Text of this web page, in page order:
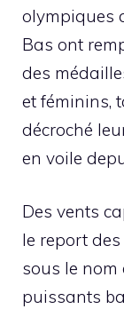
olympiques
Bas ont
des
et féminins,
décroché
en voile
Des vents
le report
sous le nom
puissants